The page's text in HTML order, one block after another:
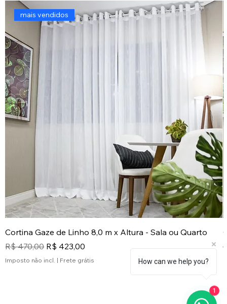
mais vendidos
Cortina Gaze de Linho 8,0 m x Altura - Sala ou Quarto
Preço normal
R$ 470,00 Preço promocional
R$ 423,00
Imposto não incl. | Frete grátis How can we help you?
1